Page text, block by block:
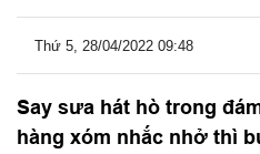
Thứ 5, 28/04/2022 09:48
Say sưa hát hò trong
hàng xóm nhắc nhở thì